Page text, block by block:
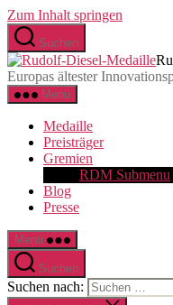
Zum Inhalt springen
Suchen
Europas ältester
Menü
Medaille
Preisträger
Gremien
RDM Submenu
Blog
Presse
Menü
Suchen
Suchen nach: